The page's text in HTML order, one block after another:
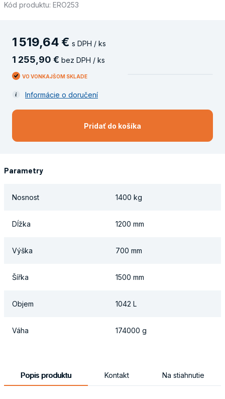
Kód produktu: ERO253
1 519,64 € s DPH / ks
1 255 90 € bez DPH / ks
VO VONKAJŠOM SKLADE
Informácie o doručení
Pridať do košíka
Parametry
Nosnost 1400 kg
Dĺžka 1200 mm
Výška 700 mm
Šířka 1500 mm
Objem 1042 L
Váha 174000 g
Popis produktu Kontakt Na stiahnutie